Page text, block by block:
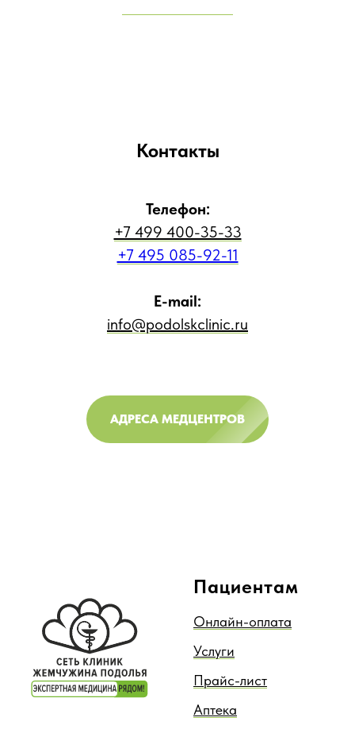
Контакты
Телефон:
+7 499 400-35-33
+7 495 085-92-11
E-mail:
info@podolskclinic.ru
АДРЕСА МЕДЦЕНТРОВ
Пациентам
Онлайн-оплата
Услуги
Прайс-лист
Аптека